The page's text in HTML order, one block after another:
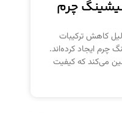
چرم
کاهش ترکیبات
چرم ایجاد کرده‌اند.
می‌کند که کیفیت